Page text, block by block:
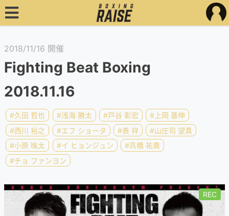
2018/11/16 開催
Fighting Beat Boxing
2018.11.16
#久田 哲也 #浅海 勝太 #戸谷 彰宏
#上岡 基伸
#西川 裕之
#エフ ショータ #表 祥
#山庄司 望真
#小原 颯太
#イ ヒョンジュン
#髙橋 祐貴
#チョ ファンヨン
REC